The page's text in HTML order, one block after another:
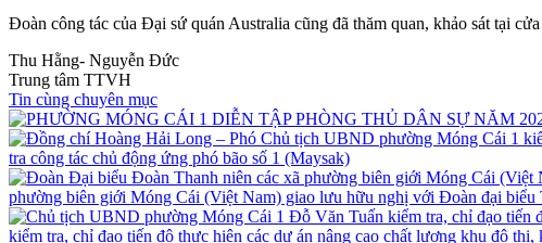
Đoàn công tác của Đại sứ quán Australia cũng đã thăm quan, khảo sát tại
Thu Hằng- Nguyễn Đức
Trung tâm TTVH
Tin cùng chuyên mục
tra công tác chủ động ứng phó bão số 1 (Maysak)
phường biên giới Móng Cái (Việt Nam) giao lưu hữu nghị với Đoàn đại
kiểm tra, chỉ đạo tiến độ thực hiện các dự án nâng cao chất lượng khu đô thị,